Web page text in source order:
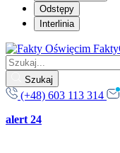
Odstępy
Interlinia
Szukaj
(+48) 603 113 314
alert 24